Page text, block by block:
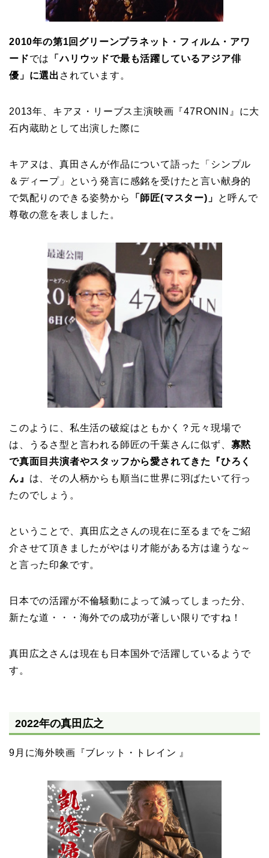
2010年の第1回グリーンプラネット・フィルム・アワ
ードでは
「ハリウッドで最も活躍しているアジア俳
優」に選出 されています。
2013年、キアヌ・リーブス主演映画『47RONIN』に大
石内蔵助として出演した際に
キアヌは、真田さんが作品について語った「シンプル
＆ディープ」という発言に感銘を受けたと言い献身的
で気配りのできる姿勢から
「師匠(マスター)」
と呼んで
尊敬の意を表しました。
このように、私生活の破綻はともかく？元々現場で
は、うるさ型と言われる師匠の千葉さんに似ず、 寡黙
で真面目共演者やスタッフから愛されてきた『ひろく
ん』 は、その人柄からも順当に世界に羽ばたいて行っ
たのでしょう。
ということで、真田広之さんの現在に至るまでをご紹
介させて頂きましたがやはり才能がある方は違うな～
と言った印象です。
日本での活躍が不倫騒動によって減ってしまった分、
新たな道・・・海外での成功が著しい限りですね！
真田広之さんは現在も日本国外で活躍しているようで
す。
2022年の真田広之
9月に海外映画『ブレット・トレイン 』